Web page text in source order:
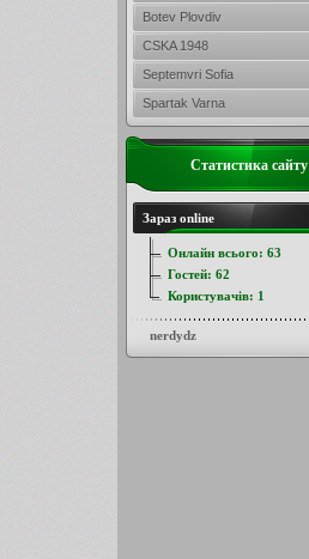
Botev Plovdiv
CSKA 1948
Septemvri Sofia
Spartak Varna
Статистика сайту
Зараз online
Онлайн всього: 63
Гостей: 62
Користувачів: 1
nerdydz